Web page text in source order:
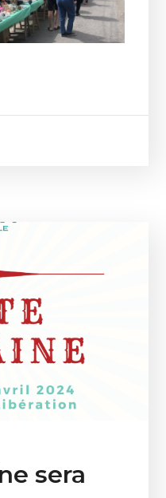
sera